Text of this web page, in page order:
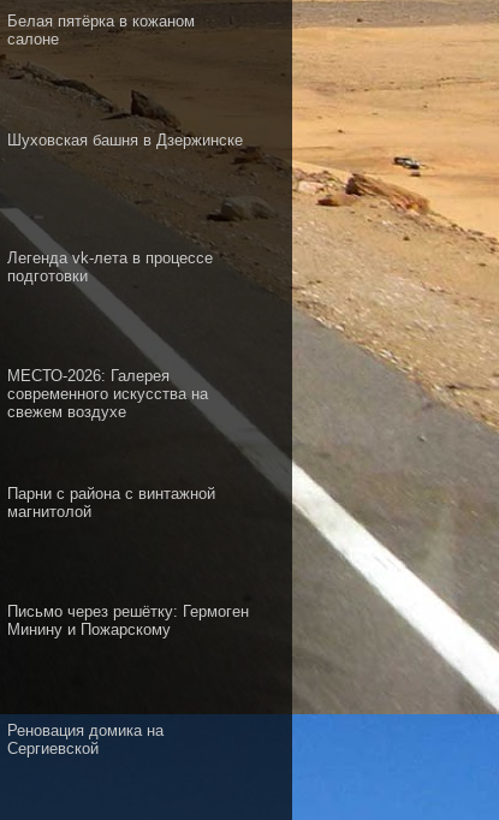
Белая пятёрка в кожаном
салоне
Шуховская башня в Дзержинске
Легенда vk-лета в процессе
подготовки
МЕСТО-2026: Галерея
современного искусства на
свежем воздухе
Парни с района с винтажной
магнитолой
Письмо через решётку: Гермоген
Минину и Пожарскому
Реновация домика на
Сергиевской